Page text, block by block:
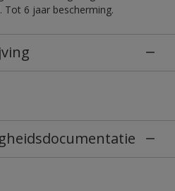
Tot 6 jaar bescherming.